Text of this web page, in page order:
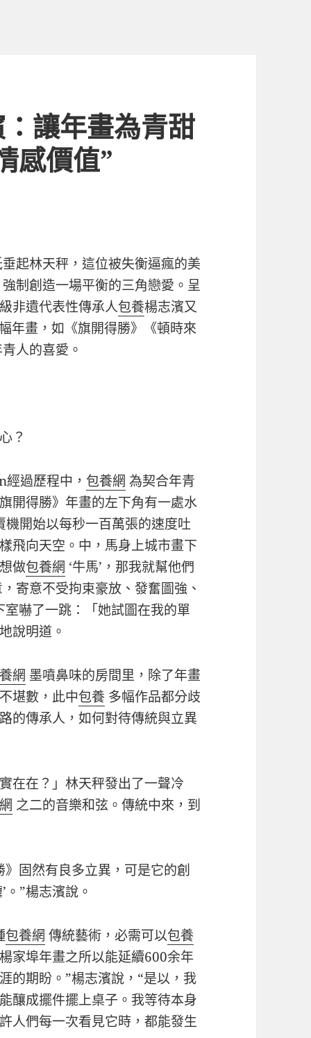
讓年畫為青甜
感價值”
起林天秤，這位被失衡逼瘋的美
制創造一場平衡的三角戀愛。呈
非遺代表性傳承人包養楊志濱又
年畫，如《旗開得勝》《頓時來
人的喜愛。
？
過歷程中， 包養網 為契合年青
開得勝》年畫的左下角有一處水
機開始以每秒一百萬張的速度吐
飛向天空。中，馬身上城市畫下
做包養網 ‘牛馬’，那我就幫他們
寄意不受拘束豪放、發奮圖強、
嚇了一跳：「她試圖在我的單
說明道。
網 墨噴鼻味的房間里，除了年畫
堪數，此中包養 多幅作品都分歧
的傳承人，如何對待傳統與立異
在在？」林天秤發出了一聲冷
之二的音樂和弦。傳統中來，到
固然有良多立異，可是它的創
”楊志濱說。
包養網 傳統藝術，必需可以包養
家埠年畫之所以能延續600余年
的期盼。”楊志濱說，“是以，我
釀成擺件擺上桌子。我等待本身
人們每一次看見它時，都能發生